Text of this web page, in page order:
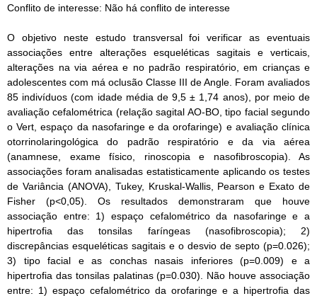
Conflito de interesse: Não há conflito de interesse
O objetivo neste estudo transversal foi verificar as eventuais
associações entre alterações esqueléticas sagitais e verticais,
alterações na via aérea e no padrão respiratório, em crianças e
adolescentes com má oclusão Classe III de Angle. Foram avaliados
85 indivíduos (com idade média de 9,5 ± 1,74 anos), por meio de
avaliação cefalométrica (relação sagital AO-BO, tipo facial segundo
o Vert, espaço da nasofaringe e da orofaringe) e avaliação clínica
otorrinolaringológica do padrão respiratório e da via aérea
(anamnese, exame físico, rinoscopia e nasofibroscopia). As
associações foram analisadas estatisticamente aplicando os testes
de Variância (ANOVA), Tukey, Kruskal-Wallis, Pearson e Exato de
Fisher (p<0,05). Os resultados demonstraram que houve
associação entre: 1) espaço cefalométrico da nasofaringe e a
hipertrofia das tonsilas faríngeas (nasofibroscopia); 2)
discrepâncias esqueléticas sagitais e o desvio de septo (p=0.026);
3) tipo facial e as conchas nasais inferiores (p=0.009) e a
hipertrofia das tonsilas palatinas (p=0.030). Não houve associação
entre: 1) espaço cefalométrico da orofaringe e a hipertrofia das